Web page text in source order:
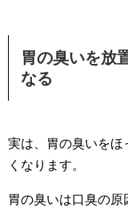
胃の臭いを放
なる
実は、胃の臭いをほ
くなります。
胃の臭いは口臭の原